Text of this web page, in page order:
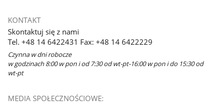
KONTAKT
Skontaktuj się z nami
Tel. +48 14 6422431 Fax: +48 14 6422229
Czynna w dni robocze
w godzinach 8:00 w pon i od 7:30 od wt-pt-16:00 w pon i do 15:30 od
wt-pt
MEDIA SPOŁECZNOŚCIOWE: